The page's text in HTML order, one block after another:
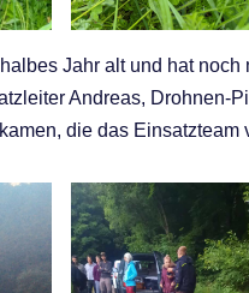
Jahr alt und hat
Andreas,
die das Einsatzteam